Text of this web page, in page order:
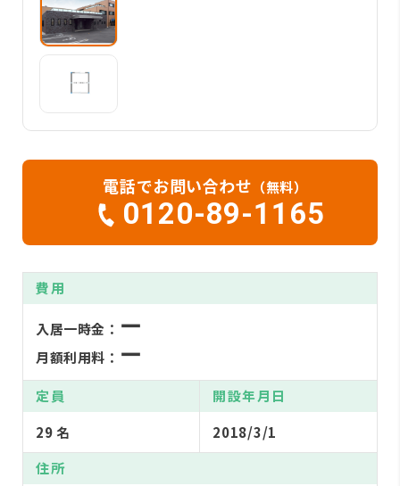
電話でお問い合わせ （無料）
0120-89-1165
費用
入居一時金： ー
月額利用料： ー
定員
29 名
開設年月日
2018/3/1
住所